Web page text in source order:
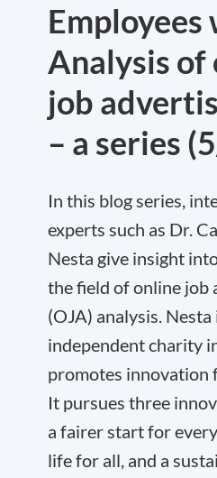
Employees
Analysis of
job
– a series
In this blog series,
experts such as Dr.
Nesta give insight
the field of online job
(OJA) analysis. Nesta
independent charity
promotes innovation
It pursues three
a fairer start for
life for all, and a